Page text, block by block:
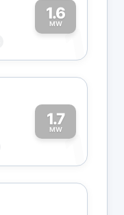
1.6
MW1
1.7
MW1